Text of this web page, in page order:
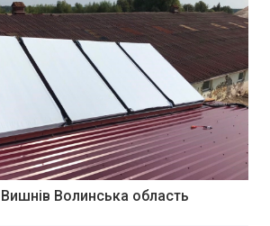
Волинська область